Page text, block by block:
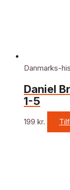
Danmarks-
Daniel
1-5
199 kr.